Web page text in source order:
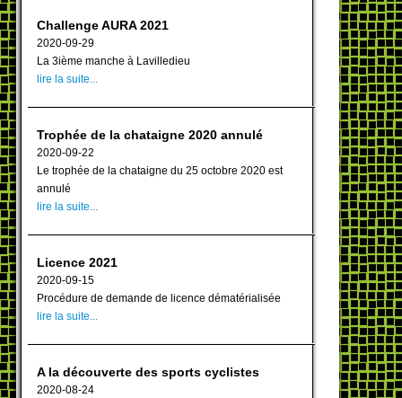
Challenge AURA 2021
2020-09-29
La 3ième manche à Lavilledieu
lire la suite...
Trophée de la chataigne 2020 annulé
2020-09-22
Le trophée de la chataigne du 25 octobre 2020 est
annulé
lire la suite...
Licence 2021
2020-09-15
Procédure de demande de licence dématérialisée
lire la suite...
A la découverte des sports cyclistes
2020-08-24